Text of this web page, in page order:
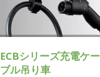
ECBシリーズ充電ケー
ブル吊り車